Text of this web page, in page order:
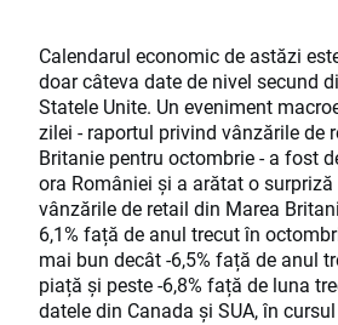
Calendarul economic de astăzi
doar câteva date de nivel secund
Statele Unite. Un eveniment
zilei - raportul privind vânzările de
Britanie pentru octombrie - a fost
ora României și a arătat o
vânzările de retail din Marea
6,1% față de anul trecut în
mai bun decât -6,5% față de anul
piață și peste -6,8% față de luna
datele din Canada și SUA, în